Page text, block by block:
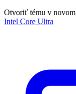
Otvoriť tému v
Intel Core Ultra